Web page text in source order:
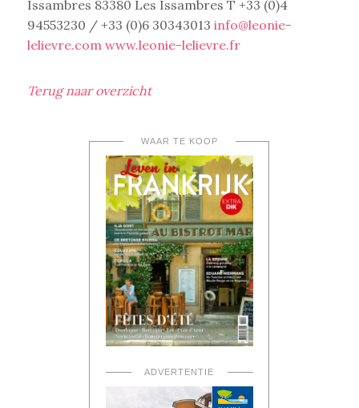
Issambres 83380 Les Issambres T +33 (0)4
94553230 / +33 (0)6 30343013 info@leonie-
lelievre.com www.leonie-lelievre.fr
Terug naar overzicht
WAAR TE KOOP
ADVERTENTIE